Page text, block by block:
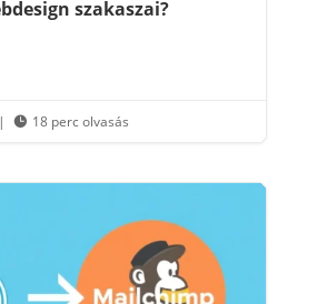
szakaszai?
|  18 perc olvasás